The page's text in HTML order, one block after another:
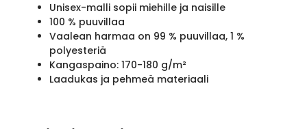
Unisex-malli sopii miehille ja naisille
100 % puuvillaa
Vaalean harmaa on 99 % puuvillaa, 1 %
polyesteriä
Kangaspaino: 170-180 g/m²
Laadukas ja pehmeä materiaali